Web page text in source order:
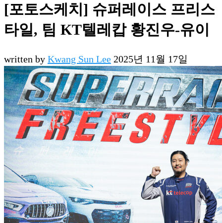
[포토스케치] 슈퍼레이스 프리스
타일, 팀 KT텔레캅 황진우-유이
written by Kwang Sun Lee 2025년 11월 17일